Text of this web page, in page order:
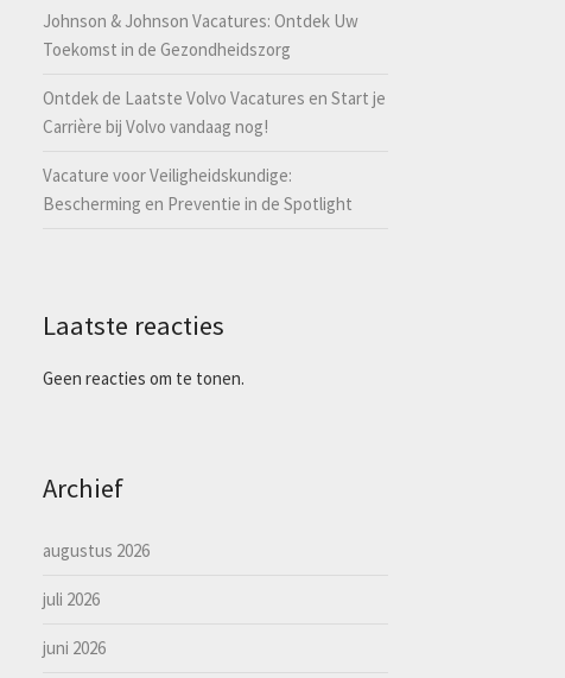
Johnson & Johnson Vacatures: Ontdek Uw
Toekomst in de Gezondheidszorg
Ontdek de Laatste Volvo Vacatures en Start je
Carrière bij Volvo vandaag nog!
Vacature voor Veiligheidskundige:
Bescherming en Preventie in de Spotlight
Laatste reacties
Geen reacties om te tonen.
Archief
augustus 2026
juli 2026
juni 2026